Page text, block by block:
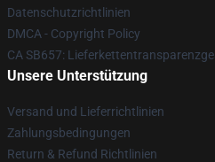
Datenschutzrichtlinien
DMCA - Copyright Policy
CA SB657:
Unsere Unterstützung
Versand und Lieferrichtlinien
Zahlungsbedingungen
Return & Refund Richtlinien